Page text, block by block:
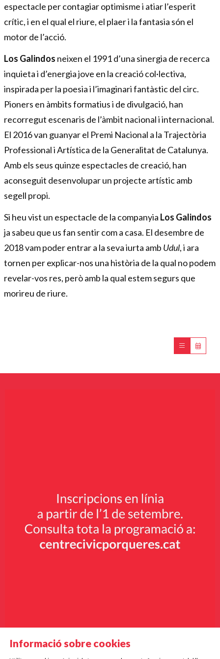
espectacle per contagiar optimisme i atiar l’esperit
crític, i en el qual el riure, el plaer i la fantasia són el
motor de l’acció.
Los Galindos neixen el 1991 d’una sinergia de recerca
inquieta i d’energia jove en la creació col·lectiva,
inspirada per la poesia i l’imaginari fantàstic del circ.
Pioners en àmbits formatius i de divulgació, han
recorregut escenaris de l’àmbit nacional i internacional.
El 2016 van guanyar el Premi Nacional a la Trajectòria
Professional i Artística de la Generalitat de Catalunya.
Amb els seus quinze espectacles de creació, han
aconseguit desenvolupar un projecte artístic amb
segell propi.
Si heu vist un espectacle de la companyia Los Galindos
ja sabeu que us fan sentir com a casa. El desembre de
2018 vam poder entrar a la seva iurta amb Udul, i ara
tornen per explicar-nos una història de la qual no podem
revelar-vos res, però amb la qual estem segurs que
morireu de riure.
Informació sobre cookies